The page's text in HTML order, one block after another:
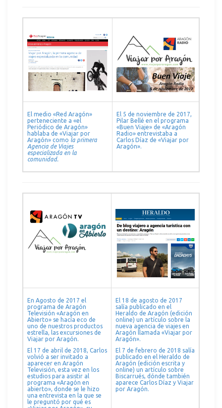
El medio «Red Aragón»
perteneciente a «el
Periódico de Aragón»
hablaba de «Viajar por
Aragón» como la primera
Agencia de Viajes
especializada en la
comunidad.
El 5 de noviembre de 2017,
Pilar Bellé en el programa
«Buen Viaje» de «Aragón
Radio» entrevistaba a
Carlos Díaz de «Viajar por
Aragón».
En Agosto de 2017 el
programa de Aragón
Televisión «Aragón en
Abierto» se hacía eco de
uno de nuestros productos
estrella, las excursiones de
Viajar por Aragón.
El 17 de abril de 2018, Carlos
volvió a ser invitado a
aparecer en Aragón
Televisión, esta vez en los
estudios para asistir al
programa «Aragón en
abierto», donde se le hizo
una entrevista en la que se
le preguntó por qué es
El 18 de agosto de 2017
salía publicado en el
Heraldo de Aragón (edición
online) un artículo sobre la
nueva agencia de viajes en
Aragón llamada «Viajar por
Aragón».
El 7 de febrero de 2018 salía
publicado en el Heraldo de
Aragón (edición escrita y
online) un artículo sobre
Biscarrués, dónde también
aparece Carlos Díaz y Viajar
por Aragón.